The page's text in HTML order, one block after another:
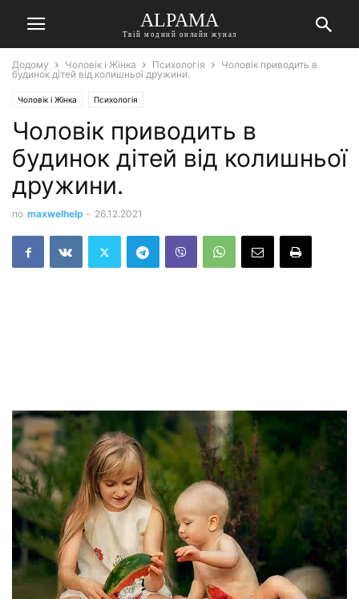
ALPAMA
Твій модний онлайн жунал
Додому Чоловік і Жінка Психологія
Чоловік приводить в
будинок дітей від колишньої дружини.
Чоловік і Жінка Психологія
Чоловік приводить в
будинок дітей від колишньої
дружини.
по maxwelhelp - 26.12.2021